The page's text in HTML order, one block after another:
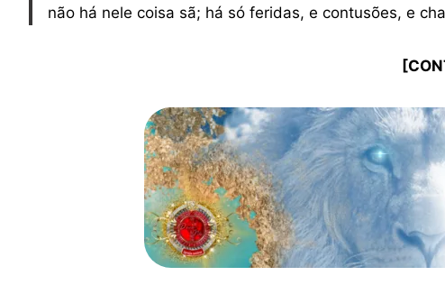
não há nele coisa sã; há só feridas, e contusões, e
[